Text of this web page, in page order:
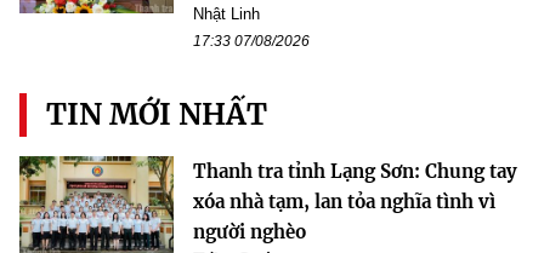
Nhật Linh
17:33 07/08/2026
TIN MỚI NHẤT
Thanh tra tỉnh Lạng Sơn: Chung tay
xóa nhà tạm, lan tỏa nghĩa tình vì
người nghèo